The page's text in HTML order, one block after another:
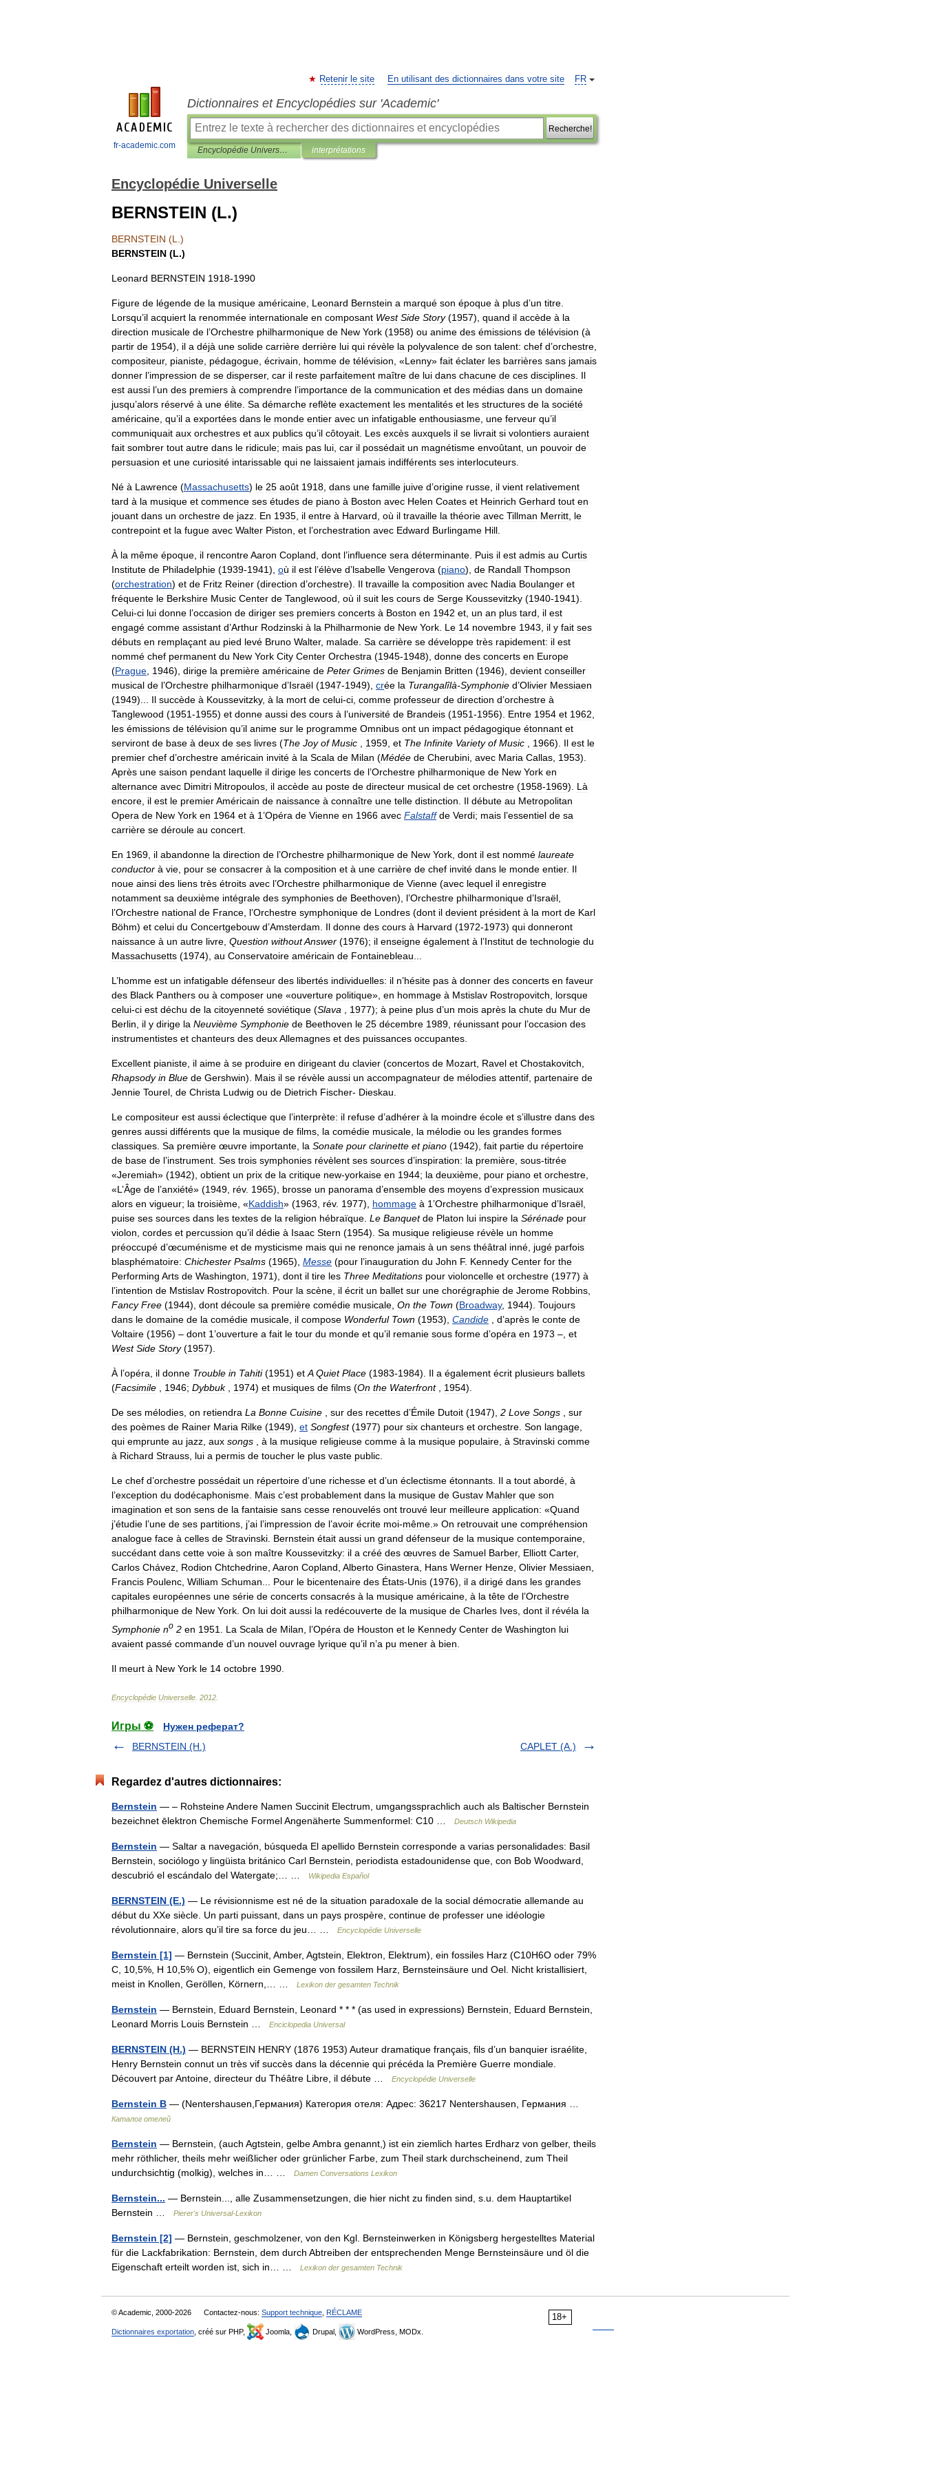
fr-academic.com
FR
Retenir le site En utilisant des dictionnaires dans votre site
Dictionnaires et Encyclopédies sur 'Academic'
Recherche!
Encyclopédie Universelle interprétations
Encyclopédie Universelle
BERNSTEIN (L.)
BERNSTEIN (L .)
BERNSTEIN (L.)
Leonard BERNSTEIN 1918-1990
Figure de légende de la musique américaine Leonard Bernstein a marqué son époque à plus d’un titre
Lorsqu’il acquiert la renommée internationale en composant West Side Story(1957), quand il accède à la
direction musicale de l’Orchestre philharmonique de New York (1958) ou anime des émissions de télévision (à
partir de 1954), il a déjà une solide carrière derrière lui qui révèle la polyvalence de son talent: chef d’orchestre
compositeur, pianiste pédagogue écrivain homme de télévision , «Lenny» fait éclater les barrières sans jamais
donner l’impression de se disperser, car il reste parfaitement maître de lui dans chacune de ces disciplines Il
est aussi l’un des premiers à comprendre l’importance de la communication et des médias dans un domaine
jusqu’alors réservé à une élite Sa démarche reflète exactement les mentalités et les structures de la société
américaine qu’il a exportées dans le monde entier avec un infatigable enthousiasme une ferveur qu’il
communiquait aux orchestres et aux publics qu’il côtoyait Les excès auxquels il se livrait si volontiers auraient
fait sombrer tout autre dans le ridicule; mais pas lui car il possédait un magnétisme envoûtant un pouvoir de
persuasion et une curiosité intarissable qui ne laissaient jamais indifférents ses interlocuteurs
Né à Lawrence (Massachusetts) le 25 août 1918 dans une famille juive d’origine russe il vient relativement
tard à la musique et commence ses études de piano à Boston avec Helen Coates et Heinrich Gerhard tout en
jouant dans un orchestre de jazz En 1935 il entre à Harvard où il travaille la théorie avec Tillman Merritt le
contrepoint et la fugue avec Walter Piston et l’orchestration avec Edward Burlingame Hill
À la même époque il rencontreAaron Copland dont l’influence sera déterminante Puis il est admis au Curtis
Institute de Philadelphie (1939-1941), où il est l’élève d’lsabelle Vengerova (piano), de Randall Thompson
(orchestration) et de Fritz Reiner (direction d’orchestre). Il travaille la composition avec Nadia Boulanger et
fréquente le Berkshire Music Center de Tanglewood où il suit les cours de Serge Koussevitzky (1940-1941).
Celui-ci lui donne l’occasion de diriger ses premiers concerts à Boston en 1942 et un an plus tard il est
engagé comme assistant d’Arthur Rodzinski à la Philharmonie de New York Le 14 novembre 1943 il y fait ses
débuts en remplaçant au pied levé Bruno Walter, malade Sa carrière se développe très rapidement: il est
nommé chef permanent du New York City Center Orchestra (1945-1948), donne des concerts en Europe
(Prague 1946), dirige la première américaine de Peter Grimes de Benjamin Britten (1946), devient conseiller
musical de l’Orchestre philharmonique d’Israël (1947-1949), crée la Turangalîlà-Symphonie d’Olivier Messiaen
(1949)... Il succède à Koussevitzky, à la mort de celui-ci comme professeur de direction d’orchestre à
Tanglewood (1951-1955) et donne aussi des cours à l’université de Brandeis (1951-1956). Entre 1954 et 1962
les émissions de télévision qu’il anime sur le programme Omnibus ont un impact pédagogique étonnant et
serviront de base à deux de ses livres (The Joy of Music 1959 et The Infinite Variety of Music 1966). Il est le
premier chef d’orchestre américain invité à la Scala de Milan (Médée de Cherubini avec Maria Callas 1953).
Après une saison pendant laquelle il dirige les concerts de l’Orchestre philharmonique de New York en
alternance avec Dimitri Mitropoulos il accède au poste de directeur musical de cet orchestre (1958-1969). Là
encore il est le premierAméricain de naissance à connaître une telle distinction Il débute au Metropolitan
Opera de New York en 1964 et à 1’Opéra de Vienne en 1966 avec Falstaff de Verdi; mais l’essentiel de sa
carrière se déroule au concert
En 1969 il abandonne la direction de l’Orchestre philharmonique de New York dont il est nommé laureate
conductor à vie pour se consacrer à la composition et à une carrière de chef invité dans le monde entier. Il
noue ainsi des liens très étroits avec l’Orchestre philharmonique de Vienne (avec lequel il enregistre
notamment sa deuxième intégrale des symphonies de Beethoven), l’Orchestre philharmonique d’Israël
l’Orchestre national de France l’Orchestre symphonique de Londres (dont il devient président à la mort de Karl
Böhm) et celui du Concertgebouw d’Amsterdam Il donne des cours à Harvard (1972-1973) qui donneront
naissance à un autre livre Question withoutAnswer (1976); il enseigne également à l’Institut de technologie du
Massachusetts (1974), au Conservatoire américain de Fontainebleau
L ’homme est un infatigable défenseur des libertés individuelles: il n’hésite pas à donner des concerts en faveur
des Black Panthers ou à composer une «ouverture politique», en hommage à Mstislav Rostropovitch
lorsque
celui-ci est déchu de la citoyenneté soviétique (Slava 1977); à peine plus d’un mois après la chute du Mur de
Berlin
il y dirige la Neuvième Symphonie de Beethoven le 25 décembre 1989 réunissant pour l’occasion des
instrumentistes et chanteurs des deuxAllemagnes et des puissances occupantes
Excellent pianiste il aime à se produire en dirigeant du clavier (concertos de Mozart Ravel et Chostakovitch
Rhapsody in Blue de Gershwin). Mais il se révèle aussi un accompagnateur de mélodies attentif partenaire de
Jennie Tourel de Christa Ludwig ou de Dietrich Fischer- Dieskau
Le compositeur est aussi éclectique que l’interprète: il refuse d’adhérer à la moindre école et s’illustre dans des
genres aussi différents que la musique de films la comédie musicale la mélodie ou les grandes formes
classiques Sa première œuvre importante la Sonate pour clarinette et piano (1942), fait partie du répertoire
de base de l’instrument Ses trois symphonies révèlent ses sources d’inspiration: la première sous-titrée
«Jeremiah» (1942), obtient un prix de la critique new-yorkaise en 1944; la deuxième pour piano et orchestre
«L ’Âge de l’anxiété» (1949 rév. 1965), brosse un panorama d’ensemble des moyens d’expression musicaux
alors en vigueur; la troisième , «Kaddish» (1963 rév. 1977), hommage à 1’Orchestre philharmonique d’Israël
puise ses sources dans les textes de la religion hébraïque Le Banquet de Platon lui inspire la Sérénade pour
violon cordes et percussion qu’il dédie à Isaac Stern (1954). Sa musique religieuse révèle un homme
préoccupé d’œcuménisme et de mysticisme mais qui ne renonce jamais à un sens théâtral inné jugé parfois
blasphématoire: Chichester Psalms (1965), Messe (pour l’inauguration du John F. Kennedy Center for the
Performing Arts de Washington 1971), dont il tire les Three Meditations pour violoncelle et orchestre (1977) à
l’intention de Mstislav Rostropovitch Pour la scène il écrit un ballet sur une chorégraphie de Jerome Robbins
Fancy Free (1944), dont découle sa première comédie musicale On the Town (Broadway, 1944). Toujours
dans le domaine de la comédie musicale il compose Wonderful Town (1953), Candide d’après le conte de
Voltaire (1956) – dont 1’ouverture a fait le tour du monde et qu’il remanie sous forme d’opéra en 1973 –, et
West Side Story(1957).
À l’opéra il donne Trouble in Tahiti(1951) et A Quiet Place (1983-1984). Il a également écrit plusieurs ballets
(Facsimile 1946; Dybbuk, 1974) et musiques de films (On the Waterfront, 1954).
De ses mélodies on retiendra La Bonne Cuisine sur des recettes d’Émile Dutoit (1947), 2 Love Songs
sur
des poèmes de Rainer Maria Rilke (1949), et Songfest(1977) pour six chanteurs et orchestre Son langage
qui emprunte au jazz aux songs à la musique religieuse comme à la musique populaire à Stravinski comme
à Richard Strauss lui a permis de toucher le plus vaste public
Le chef d’orchestre possédait un répertoire d’une richesse et d’un éclectisme étonnants Il a tout abordé à
l’exception du dodécaphonisme Mais c’est probablement dans la musique de Gustav Mahler que son
imagination et son sens de la fantaisie sans cesse renouvelés ont trouvé leur meilleure application: «Quand
j’étudie l’une de ses partitions j’ai l’impression de l’avoir écrite moi-même .» On retrouvait une compréhension
analogue face à celles de Stravinski Bernstein était aussi un grand défenseur de la musique contemporaine
succédant dans cette voie à son maître Koussevitzky: il a créé des œuvres de Samuel Barber, Elliott Carter,
Carlos Chávez Rodion Chtchedrine Aaron Copland Alberto Ginastera Hans Werner Henze Olivier Messiaen
Francis Poulenc William Schuman Pour le bicentenaire des États-Unis (1976), il a dirigé dans les grandes
capitales européennes une série de concerts consacrés à la musique américaine à la tête de l’Orchestre
philharmonique de New York On lui doit aussi la redécouverte de la musique de Charles Ives dont il révéla la
Symphonie no 2 en 1951 La Scala de Milan l’Opéra de Houston et le Kennedy Center de Washington lui
avaient passé commande d’un nouvel ouvrage lyrique qu’il n’a pu mener à bien
Il meurt à New York le 14 octobre 1990
Encyclopédie Universelle 2012
Игры ⚽
Нужен реферат?
BERNSTEIN (H.)
CAPLET (A.)
Regardez d'autres dictionnaires:
Bernstein — – Rohsteine Andere Namen Succinit Electrum, umgangssprachlich auch als Baltischer Bernstein
bezeichnet ēlektron Chemische Formel Angenäherte Summenformel: C10 …
Deutsch Wikipedia
Bernstein — Saltar a navegación, búsqueda El apellido Bernstein corresponde a varias personalidades: Basil
Bernstein, sociólogo y lingüista británico Carl Bernstein, periodista estadounidense que, con Bob Woodward,
descubrió el escándalo del Watergate;… …
Wikipedia Español
BERNSTEIN (E.) — Le révisionnisme est né de la situation paradoxale de la social démocratie allemande au
début du XXe siècle. Un parti puissant, dans un pays prospère, continue de professer une idéologie
révolutionnaire, alors qu’il tire sa force du jeu… …
Encyclopédie Universelle
Bernstein [1] — Bernstein (Succinit, Amber, Agtstein, Elektron, Elektrum), ein fossiles Harz (C10H6O oder 79%
C, 10,5%, H 10,5% O), eigentlich ein Gemenge von fossilem Harz, Bernsteinsäure und Oel. Nicht kristallisiert,
meist in Knollen, Geröllen, Körnern,… …
Lexikon der gesamten Technik
Bernstein — Bernstein, Eduard Bernstein, Leonard * * * (as used in expressions) Bernstein, Eduard Bernstein,
Leonard Morris Louis Bernstein …
Enciclopedia Universal
BERNSTEIN (H.) — BERNSTEIN HENRY (1876 1953) Auteur dramatique français, fils d’un banquier israélite,
Henry Bernstein connut un très vif succès dans la décennie qui précéda la Première Guerre mondiale.
Découvert par Antoine, directeur du Théâtre Libre, il débute …
Encyclopédie Universelle
Bernstein B — (Nentershausen,Германия) Категория отеля: Адрес: 36217 Nentershausen, Германия …
Каталог отелей
Bernstein — Bernstein, (auch Agtstein, gelbe Ambra genannt,) ist ein ziemlich hartes Erdharz von gelber, theils
mehr röthlicher, theils mehr weißlicher oder grünlicher Farbe, zum Theil stark durchscheinend, zum Theil
undurchsichtig (molkig), welches in… …
Damen Conversations Lexikon
Bernstein... — Bernstein..., alle Zusammensetzungen, die hier nicht zu finden sind, s.u. dem Hauptartikel
Bernstein …
Pierer's Universal-Lexikon
Bernstein [2] — Bernstein, geschmolzener, von den Kgl. Bernsteinwerken in Königsberg hergestelltes Material
für die Lackfabrikation: Bernstein, dem durch Abtreiben der entsprechenden Menge Bernsteinsäure und öl die
Eigenschaft erteilt worden ist, sich in… …
Lexikon der gesamten Technik
18+
© Academic, 2000-2026 Contactez-nous: Support technique RÉCLAME
Dictionnaires exportation , créé sur PHP, Joomla, Drupal, WordPress, MODx.